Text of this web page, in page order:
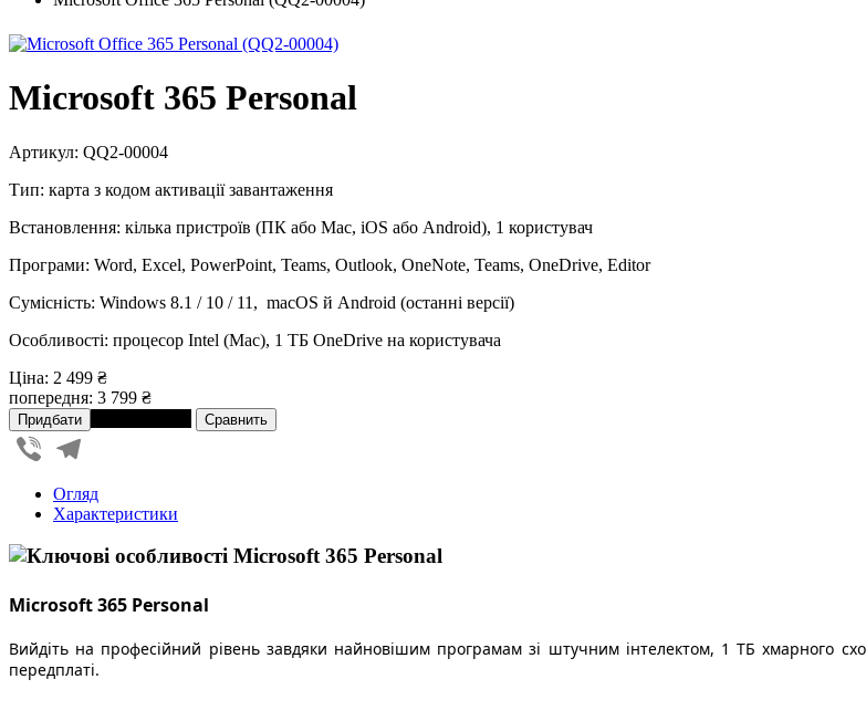
Microsoft 365 Personal
Артикул: QQ2-00004
Тип: карта з кодом активації завантаження
Встановлення: кілька пристроїв (ПК або Mac, iOS або Android), 1 користувач
Програми: Word, Excel, PowerPoint, Teams, Outlook, OneNote, Teams, OneDrive, Editor
Сумісність: Windows 8.1 / 10 / 11, macOS й Android (останні версії)
Особливості: процесор Intel (Mac), 1 ТБ OneDrive на користувача
Ціна: 2 499 ₴
попередня: 3 799 ₴
Viber
Огляд
Характеристики
Microsoft 365 Personal
Вийдіть на професійний рівень завдяки найновішим програмам зі штучним інтелектом, 1 ТБ хмарного
передплаті.